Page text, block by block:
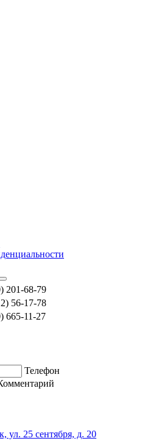
201-68-79
56-17-78
665-11-27
Телефон
ул. 25 сентября, д. 20